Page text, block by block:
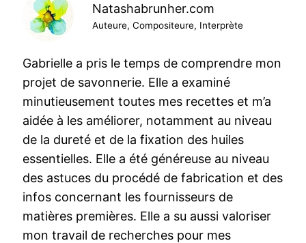
Natashabrunher.com
Auteure, Compositeure, Interprète
Gabrielle a pris le temps de comprendre mon
projet de savonnerie. Elle a examiné
minutieusement toutes mes recettes et m’a
aidée à les améliorer, notamment au niveau
de la dureté et de la fixation des huiles
essentielles. Elle a été généreuse au niveau
des astuces du procédé de fabrication et des
infos concernant les fournisseurs de
matières premières. Elle a su aussi valoriser
mon travail de recherches pour mes